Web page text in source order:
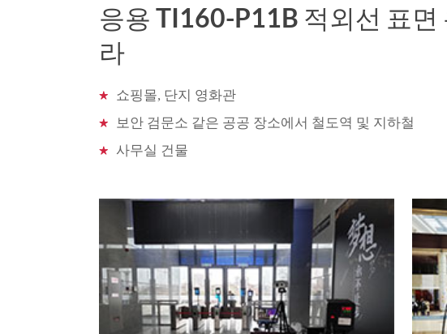
/메인 프로파일
오디오 비디오
서브 스트림
704*576/
(프레임
비디오 비트 박동 30Kbps ~ 16Mbps 비트율
응용 TI160-P11B 적외선 표면
라
쇼핑몰, 단지 영화관
보안 검문소 같은 공공 장소에서 철도역 및 지하철
사무실 건물